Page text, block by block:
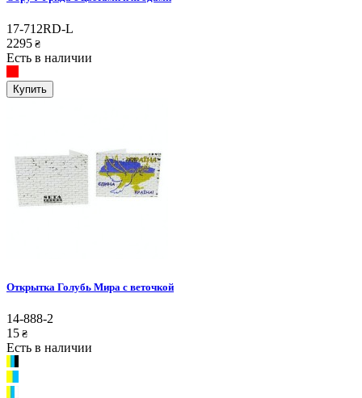
17-712RD-L
2295 ₴
Есть в наличии
Купить
Открытка Голубь Мира с веточкой
14-888-2
15 ₴
Есть в наличии